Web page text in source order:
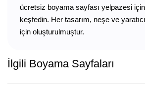
ücretsiz boyama sayfası yelpazesi
keşfedin. Her tasarım, neşe ve
için oluşturulmuştur.
İlgili Boyama Sayfaları